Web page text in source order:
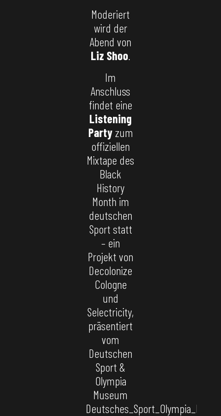
Moderiert
wird der
Abend von
Liz Shoo
Im
Anschluss
findet eine
Listening
Partyzum
offiziellen
Mixtape des
Black
History
Month im
deutschen
Sport statt
– ein
Projekt von
Decolonize
Cologne
und
Selectricity,
präsentiert
vom
Deutschen
Sport &
Olympia
Museum